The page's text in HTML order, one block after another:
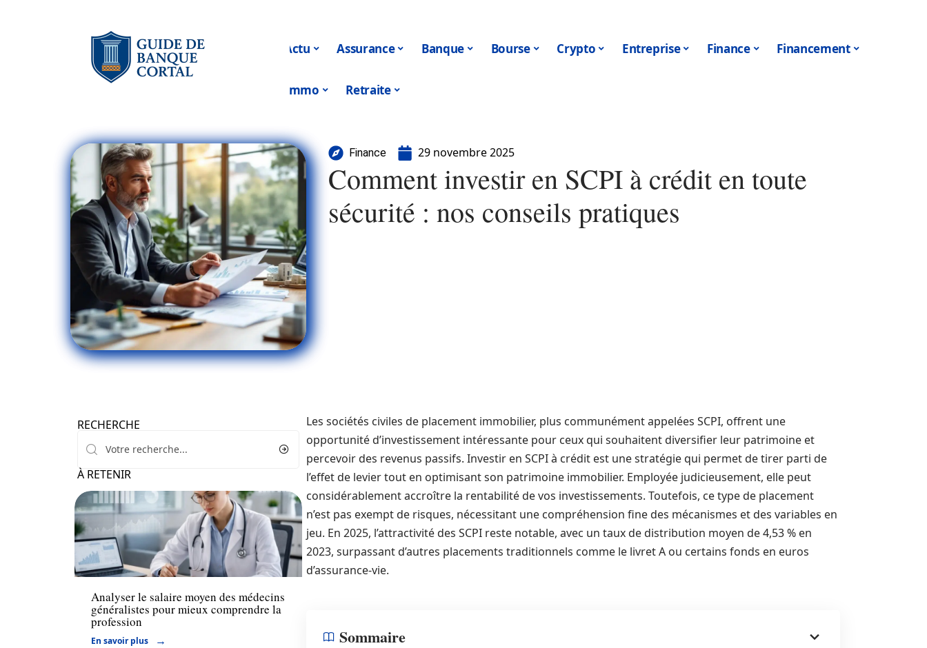
Actu Assurance Banque Bourse Crypto Entreprise Finance Financement
Immo Retraite
Finance 29 novembre 2025
Comment investir en SCPI à crédit en toute
sécurité : nos conseils pratiques
RECHERCHE
À RETENIR
Finance
Analyser le salaire moyen des médecins
généralistes pour mieux comprendre la
profession
En savoir plus
Les sociétés civiles de placement immobilier, plus communément appelées SCPI, offrent une
opportunité d’investissement intéressante pour ceux qui souhaitent diversifier leur patrimoine et
percevoir des revenus passifs. Investir en SCPI à crédit est une stratégie qui permet de tirer parti de
l’effet de levier tout en optimisant son patrimoine immobilier. Employée judicieusement, elle peut
considérablement accroître la rentabilité de vos investissements. Toutefois, ce type de placement
n’est pas exempt de risques, nécessitant une compréhension fine des mécanismes et des variables en
jeu. En 2025, l’attractivité des SCPI reste notable, avec un taux de distribution moyen de 4,53 % en
2023, surpassant d’autres placements traditionnels comme le livret A ou certains fonds en euros
d’assurance-vie.
Sommaire